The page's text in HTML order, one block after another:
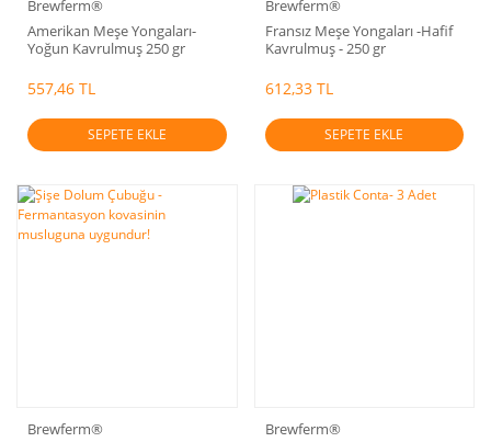
Brewferm®
Amerikan Meşe Yongaları-
Yoğun Kavrulmuş 250 gr
557,46 TL
SEPETE EKLE
Brewferm®
Fransız Meşe Yongaları -Hafif
Kavrulmuş - 250 gr
612,33 TL
SEPETE EKLE
Brewferm®
Brewferm®